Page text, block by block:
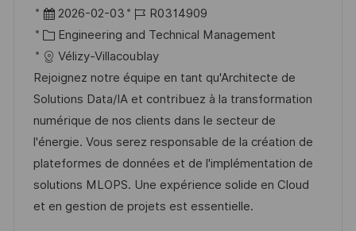
r
t
D
a
t
u
m
d
e
r
V
e
2026-02-03
J
o
b
-
I
D
R0314909
K
a
t
e
g
o
r
i
e
Engineering and Technical Management
Vélizy-Villacoublay
Rejoignez notre équipe en tant qu'Architecte de
Solutions Data/IA et contribuez à la transformation
numérique de nos clients dans le secteur de
l'énergie. Vous serez responsable de la création de
plateformes de données et de l'implémentation de
solutions MLOPS. Une expérience solide en Cloud
et en gestion de projets est essentielle.